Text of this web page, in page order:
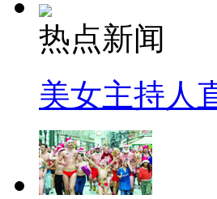
热点新闻
美女主持人